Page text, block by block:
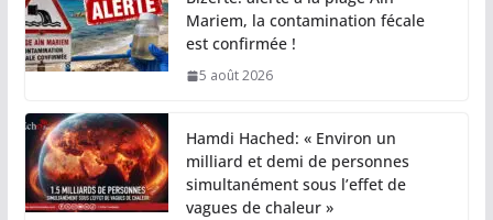
Mariem, la contamination fécale
est confirmée !
5 août 2026
Hamdi Hached: « Environ un
milliard et demi de personnes
simultanément sous l’effet de
vagues de chaleur »